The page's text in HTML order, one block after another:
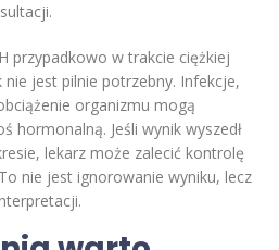
przypadkowo w trakcie ciężkiej
jest pilnie potrzebny. Infekcje,
organizmu mogą
hormonalną. Jeśli wynik wyszedł
lekarz może zalecić kontrolę
nie jest ignorowanie wyniku, lecz